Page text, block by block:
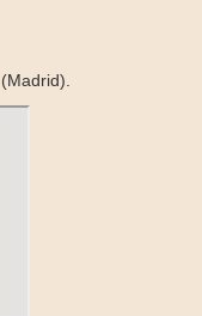
(Madrid).